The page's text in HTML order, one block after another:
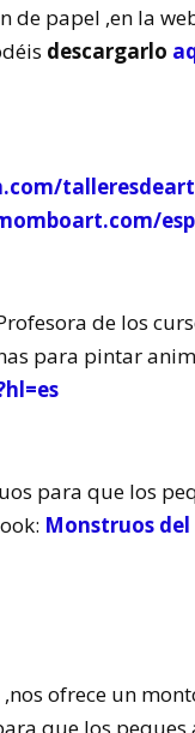
papel ,en la
descargarlo
de los
para pintar
para que los
Monstruos del
ofrece un